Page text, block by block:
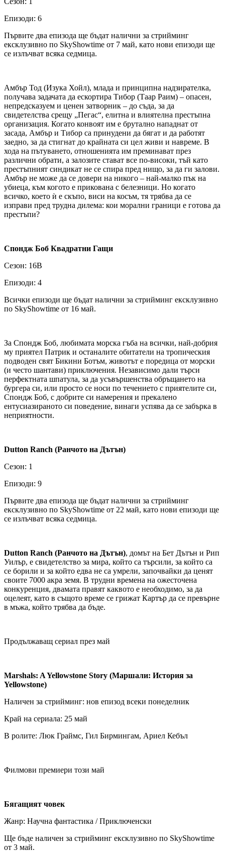
Епизоди: 6
Първите два епизода ще бъдат налични за стрийминг
ексклузивно по SkyShowtime от 7 май, като нови епизоди ще
се излъчват всяка седмица.
Амбър Тод (Изука Хойл), млада и принципна надзирателка,
получава задачата да ескортира Тибор (Таар Раим) – опасен,
непредсказуем и ценен затворник – до съда, за да
свидетелства срещу „Пегас“, елитна и влиятелна престъпна
организация. Когато конвоят им е брутално нападнат от
засада, Амбър и Тибор са принудени да бягат и да работят
заедно, за да стигнат до крайната си цел живи и навреме. В
хода на пътуването, отношенията им преминават през
различни обрати, а залозите стават все по-високи, тъй като
престъпният синдикат не се спира пред нищо, за да ги залови.
Амбър не може да се довери на никого – най-малко пък на
убиеца, към когото е прикована с белезници. Но когато
всичко, което ѝ е скъпо, виси на косъм, тя трябва да се
изправи пред трудна дилема: кои морални граници е готова да
престъпи?
Спондж Боб Квадратни Гащи
Сезон: 16В
Епизоди: 4
Всички епизоди ще бъдат налични за стрийминг ексклузивно
по SkyShowtime от 16 май.
За Спондж Боб, любимата морска гъба на всички, най-добрия
му приятел Патрик и останалите обитатели на тропическия
подводен свят Бикини Ботъм, животът е поредица от морски
(и често шантави) приключения. Независимо дали търси
перфектната шпатула, за да усъвършенства обръщането на
бургера си, или просто се носи по течението с приятелите си,
Спондж Боб, с добрите си намерения и прекалено
ентусиазираното си поведение, винаги успява да се забърка в
неприятности.
Dutton Ranch (Ранчото на Дътън)
Сезон: 1
Епизоди: 9
Първите два епизода ще бъдат налични за стрийминг
ексклузивно по SkyShowtime от 22 май, като нови епизоди ще
се излъчват всяка седмица.
Dutton Ranch (Ранчото на Дътън), домът на Бет Дътън и Рип
Уилър, е свидетелство за мира, който са търсили, за който са
се борили и за който едва не са умрели, започвайки да ценят
своите 7000 акра земя. В трудни времена на ожесточена
конкуренция, двамата правят каквото е необходимо, за да
оцелеят, като в същото време се грижат Картър да се превърне
в мъжа, който трябва да бъде.
Продължаващ сериал през май
Marshals: A Yellowstone Story (Маршали: История за
Yellowstone)
Наличен за стрийминг: нов епизод всеки понеделник
Край на сериала: 25 май
В ролите: Люк Граймс, Гил Бирмингам, Ариел Кебъл
Филмови премиери този май
Бягащият човек
Жанр: Научна фантастика / Приключенски
Ще бъде наличен за стрийминг ексклузивно по SkyShowtime
от 3 май.